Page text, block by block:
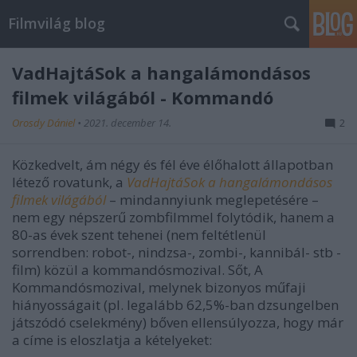
Filmvilág blog
VadHajtáSok a hangalámondásos
filmek világából - Kommandó
Orosdy Dániel • 2021. december 14. 2
Közkedvelt, ám négy és fél éve élőhalott állapotban
létező rovatunk, a VadHajtáSok a hangalámondásos
filmek világából– mindannyiunk meglepetésére –
nem egy népszerű zombfilmmel folytódik, hanem a
80-as évek szent tehenei (nem feltétlenül
sorrendben: robot-, nindzsa-, zombi-, kannibál- stb -
film) közül a kommandósmozival. Sőt, A
Kommandósmozival, melynek bizonyos műfaji
hiányosságait (pl. legalább 62,5%-ban dzsungelben
játszódó cselekmény) bőven ellensúlyozza, hogy már
a címe is eloszlatja a kételyeket: